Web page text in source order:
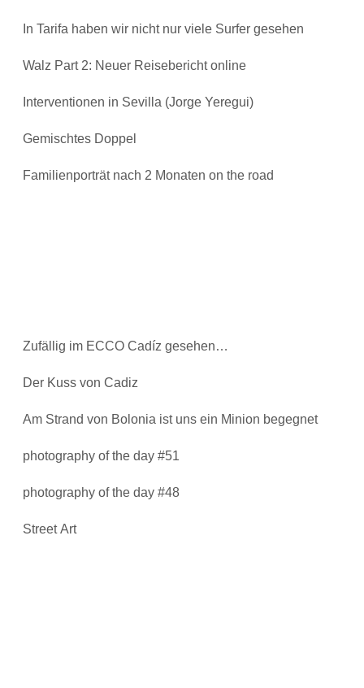
In Tarifa haben wir nicht nur viele Surfer gesehen
Walz Part 2: Neuer Reisebericht online
Interventionen in Sevilla (Jorge Yeregui)
Gemischtes Doppel
Familienporträt nach 2 Monaten on the road
Zufällig im ECCO Cadíz gesehen…
Der Kuss von Cadiz
Am Strand von Bolonia ist uns ein Minion begegnet
photography of the day #51
photography of the day #48
Street Art